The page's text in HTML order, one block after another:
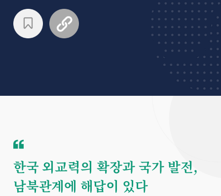
한국 외교력의 확장과 국가 발전,
남북관계에 해답이 있다